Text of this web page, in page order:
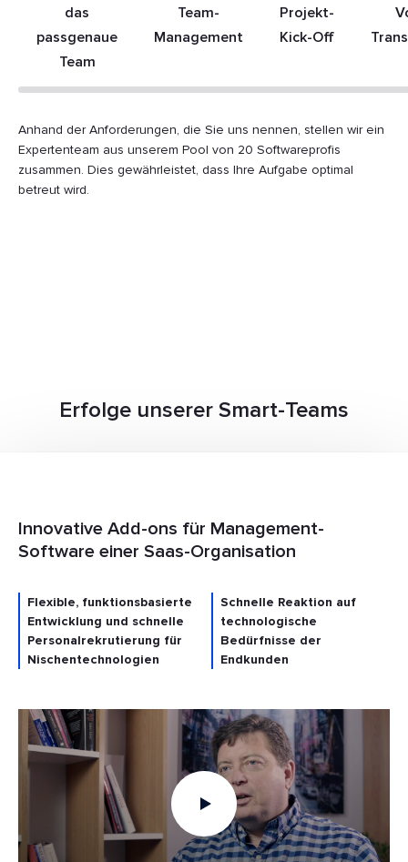
das
passgenaue
Team
Team-
Management
Projekt-
Kick-Off
Anhand der Anforderungen, die Sie uns nennen, stellen wir ein
Expertenteam aus unserem Pool von 20 Softwareprofis
zusammen. Dies gewährleistet, dass Ihre Aufgabe optimal
betreut wird.
Erfolge unserer Smart-Teams
Innovative Add-ons für Management-
Software einer Saas-Organisation
Flexible, funktionsbasierte
Entwicklung und schnelle
Personalrekrutierung für
Nischentechnologien
Schnelle Reaktion auf
technologische
Bedürfnisse der
Endkunden